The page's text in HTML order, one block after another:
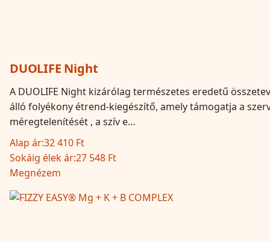
DUOLIFE Night
A DUOLIFE Night kizárólag természetes eredetű
álló folyékony étrend-kiegészítő, amely támogatja a
méregtelenítését , a szív e…
Alap ár:32 410 Ft
Sokáig élek ár:27 548 Ft
Megnézem